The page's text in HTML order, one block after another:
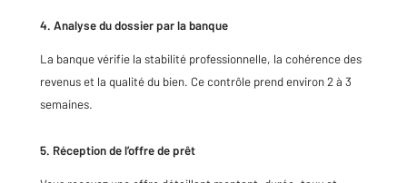
4. Analyse du dossier par la banque
La banque vérifie la stabilité professionnelle, la cohérence des
revenus et la qualité du bien. Ce contrôle prend environ 2 à 3
semaines.
5. Réception de l’offre de prêt